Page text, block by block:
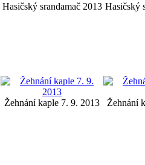
Hasičský srandamač 2013 Hasičský
Žehnání kaple 7. 9. 2013 Žehnání